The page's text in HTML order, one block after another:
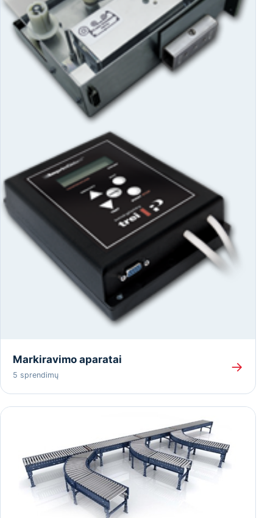
Markiravimo aparatai
5 sprendimų
→